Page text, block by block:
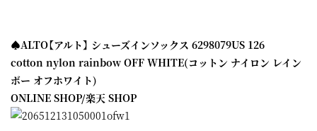
♠ALTO【アルト】 シューズインソックス 6298079US 126
cotton nylon rainbow OFF WHITE(コットン ナイロン レイン
ボー オフホワイト)
ONLINE SHOP/楽天 SHOP